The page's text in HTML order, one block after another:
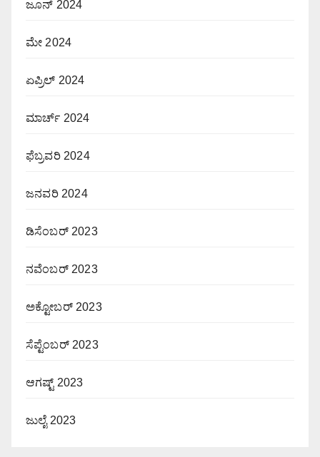
ಜೂನ್ 2024
ಮೇ 2024
ಏಪ್ರಿಲ್ 2024
ಮಾರ್ಚ್ 2024
ಫೆಬ್ರವರಿ 2024
ಜನವರಿ 2024
ಡಿಸೆಂಬರ್ 2023
ನವೆಂಬರ್ 2023
ಅಕ್ಟೋಬರ್ 2023
ಸೆಪ್ಟೆಂಬರ್ 2023
ಆಗಷ್ಟ್ 2023
ಜುಲೈ 2023